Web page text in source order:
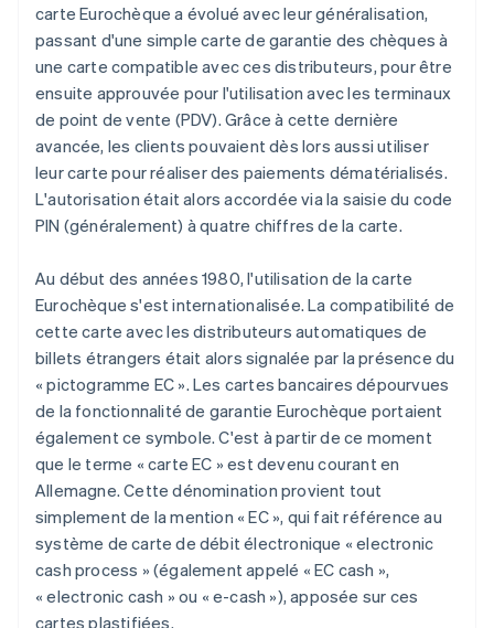
carte Eurochèque a évolué avec leur généralisation,
passant d'une simple carte de garantie des chèques à
une carte compatible avec ces distributeurs, pour être
ensuite approuvée pour l'utilisation avec les terminaux
de point de vente (PDV). Grâce à cette dernière
avancée, les clients pouvaient dès lors aussi utiliser
leur carte pour réaliser des paiements dématérialisés.
L'autorisation était alors accordée via la saisie du code
PIN (généralement) à quatre chiffres de la carte.
Au début des années 1980, l'utilisation de la carte
Eurochèque s'est internationalisée. La compatibilité de
cette carte avec les distributeurs automatiques de
billets étrangers était alors signalée par la présence du
« pictogramme EC ». Les cartes bancaires dépourvues
de la fonctionnalité de garantie Eurochèque portaient
également ce symbole. C'est à partir de ce moment
que le terme « carte EC » est devenu courant en
Allemagne. Cette dénomination provient tout
simplement de la mention « EC », qui fait référence au
système de carte de débit électronique « electronic
cash process » (également appelé « EC cash »,
« electronic cash » ou « e-cash »), apposée sur ces
cartes plastifiées.